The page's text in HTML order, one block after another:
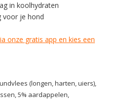
in koolhydraten
voor je hond
onze gratis app en kies een
(longen, harten, uiers),
5% aardappelen,